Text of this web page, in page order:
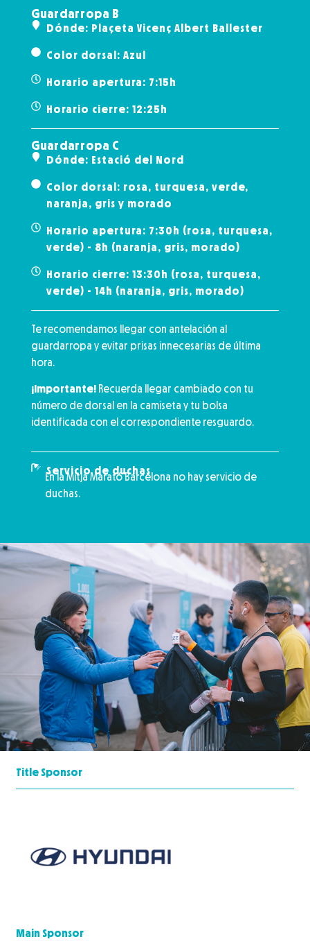
Guardarropa B
Dónde: Plaçeta Vicenç Albert Ballester
Color dorsal: Azul
Horario apertura: 7:15h
Horario cierre: 12:25h
Guardarropa C
Dónde: Estació del Nord
Color dorsal: rosa, turquesa, verde,
naranja, gris y morado
Horario apertura: 7:30h (rosa, turquesa,
verde) - 8h (naranja, gris, morado)
Horario cierre: 13:30h (rosa, turquesa,
verde) - 14h (naranja, gris, morado)
Te recomendamos llegar con antelación al
guardarropa y evitar prisas innecesarias de última
hora.
¡Importante!Recuerda llegar cambiado con tu
número de dorsal en la camiseta y tu bolsa
identificada con el correspondiente resguardo.
Servicio de duchas
En la Mitja Marató Barcelona no hay servicio de
duchas.
Title Sponsor
Main Sponsor